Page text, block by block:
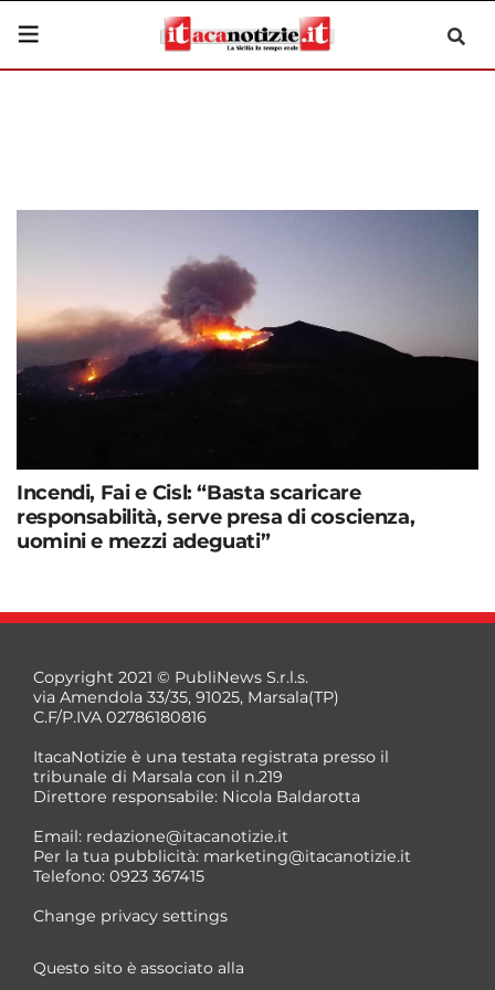
Incendi, Fai e Cisl: “Basta scaricare
responsabilità, serve presa di coscienza,
uomini e mezzi adeguati”
Copyright 2021 © PubliNews S.r.l.s.
via Amendola 33/35, 91025, Marsala(TP)
C.F/P.IVA 02786180816
ItacaNotizie è una testata registrata presso il
tribunale di Marsala con il n.219
Direttore responsabile: Nicola Baldarotta
Email: redazione@itacanotizie.it
Per la tua pubblicità: marketing@itacanotizie.it
Telefono: 0923 367415
Change privacy settings
Questo sito è associato alla